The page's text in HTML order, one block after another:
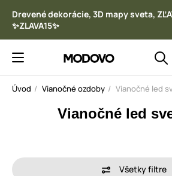
Drevené dekorácie, 3D mapy sveta,
✨ZLAVA15✨
Úvod Vianočné ozdoby Vianočné led
Vianočné led
Všetky filtre